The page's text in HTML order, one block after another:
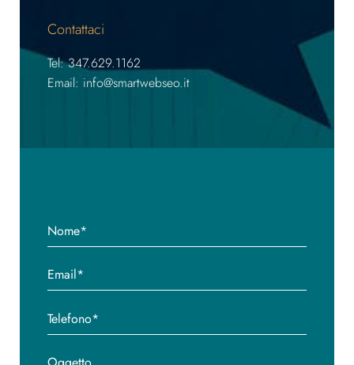
Contattaci
Tel: 347.629.1162
Email: info@smartwebseo.it